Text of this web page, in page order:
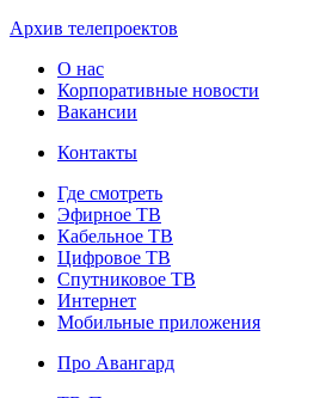
Архив телепроектов
О нас
Корпоративные новости
Вакансии
Контакты
Где смотреть
Эфирное ТВ
Кабельное ТВ
Цифровое ТВ
Спутниковое ТВ
Интернет
Мобильные приложения
Про Авангард